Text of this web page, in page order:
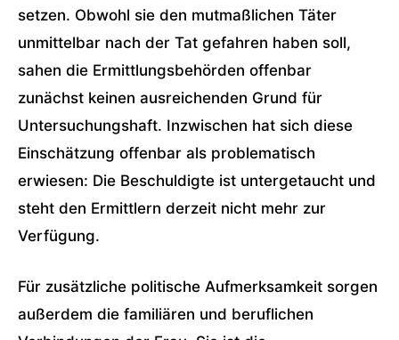
setzen. Obwohl sie den mutmaßlichen Täter
unmittelbar nach der Tat gefahren haben soll,
sahen die Ermittlungsbehörden offenbar
zunächst keinen ausreichenden Grund für
Untersuchungshaft. Inzwischen hat sich diese
Einschätzung offenbar als problematisch
erwiesen: Die Beschuldigte ist untergetaucht und
steht den Ermittlern derzeit nicht mehr zur
Verfügung.
Für zusätzliche politische Aufmerksamkeit sorgen
außerdem die familiären und beruflichen